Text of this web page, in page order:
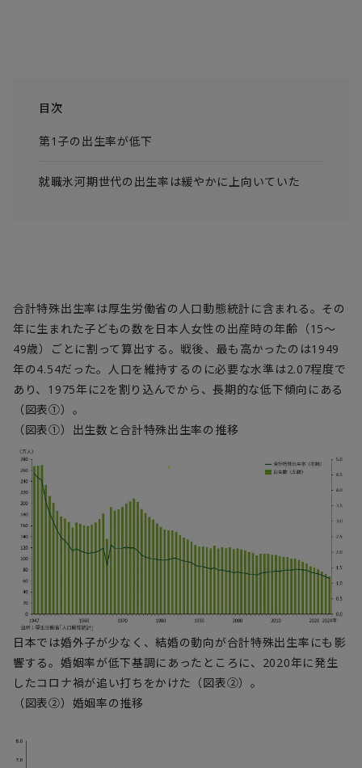
目次
第1子の出生率が低下
就職氷河期世代の出生率は緩やかに上向いていた
合計特殊出生率は厚生労働省の人口動態統計に含まれる。その
年に生まれた子どもの数を日本人女性の出産時の年齢（15～
49歳）ごとに割って算出する。戦後、最も高かったのは1949
年の4.54だった。人口を維持するのに必要な水準は2.07程度で
あり、1975年に2を割り込んでから、長期的な低下傾向にある
（図表①）。
（図表①）出生数と合計特殊出生率の推移
日本では婚外子が少なく、結婚の動向が合計特殊出生率にも影
響する。婚姻率が低下基調にあったところに、2020年に発生
したコロナ禍が追い打ちをかけた（図表②）。
（図表②）婚姻率の推移